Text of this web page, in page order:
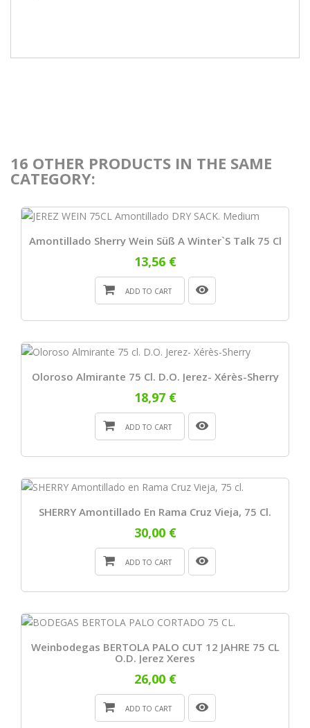
16 OTHER PRODUCTS IN THE SAME
CATEGORY:
Amontillado Sherry Wein Süß A Winter`s Talk 75 Cl
13,56 €
ADD TO CART
Oloroso Almirante 75 Cl. D.O. Jerez- Xérès-Sherry
18,97 €
ADD TO CART
SHERRY Amontillado En Rama Cruz Vieja, 75 Cl.
30,00 €
ADD TO CART
Weinbodegas BERTOLA PALO CUT 12 JAHRE 75 CL
O.D. Jerez Xeres
26,00 €
ADD TO CART